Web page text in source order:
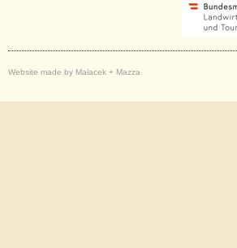
Website made by Malacek + Mazza